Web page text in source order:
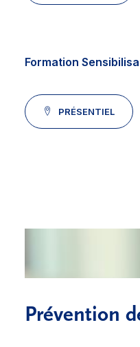
Formation
PRÉSENTIEL
Prévention